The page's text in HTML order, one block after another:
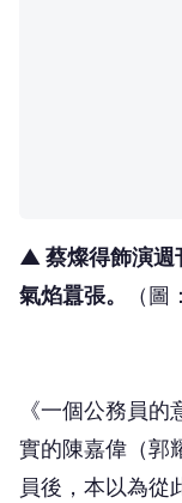
氣焰囂張。 （圖